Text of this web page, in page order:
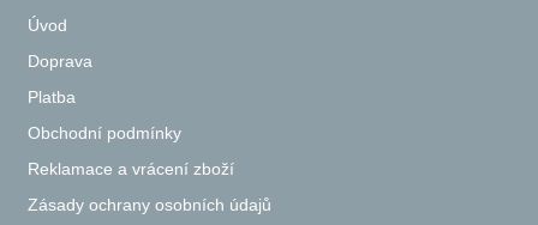
Úvod
Doprava
Platba
Obchodní podmínky
Reklamace a vrácení zboží
Zásady ochrany osobních údajů